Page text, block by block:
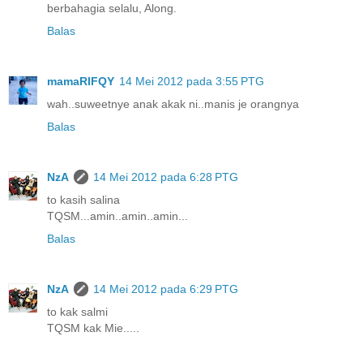
berbahagia selalu, Along.
Balas
mamaRIFQY 14 Mei 2012 pada 3:55 PTG
wah..suweetnye anak akak ni..manis je orangnya
Balas
NzA
14 Mei 2012 pada 6:28 PTG
to kasih salina
TQSM...amin..amin..amin...
Balas
NzA
14 Mei 2012 pada 6:29 PTG
to kak salmi
TQSM kak Mie.....